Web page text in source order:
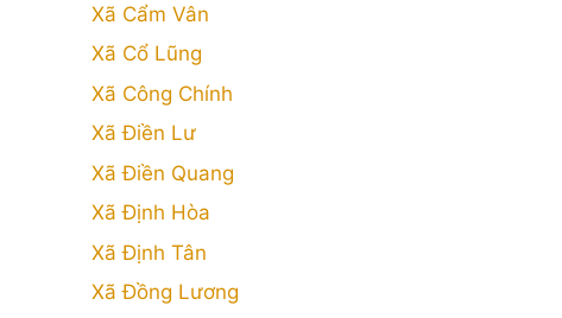
Xã Cẩm Vân
Xã Cổ Lũng
Xã Công Chính
Xã Điền Lư
Xã Điền Quang
Xã Định Hòa
Xã Định Tân
Xã Đồng Lương